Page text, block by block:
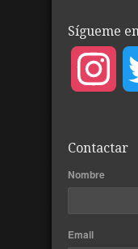
Sígueme
Contactar
Nombre
Email